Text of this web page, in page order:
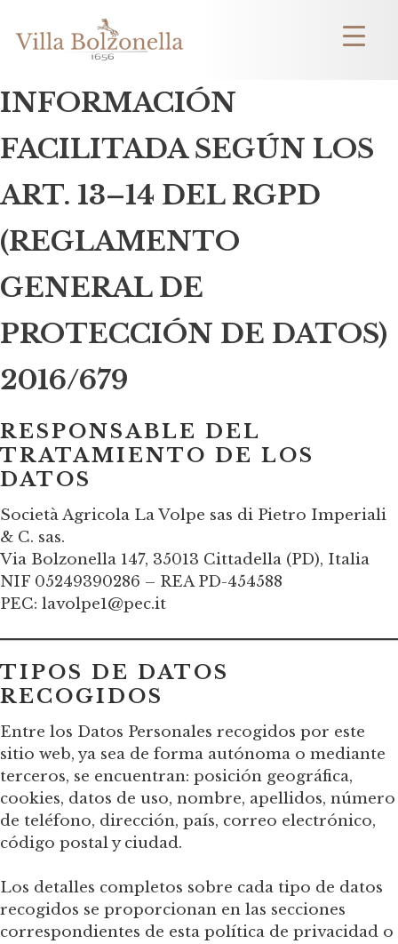
INFORMACIÓN
FACILITADA SEGÚN LOS
ART. 13–14 DEL RGPD
(REGLAMENTO
GENERAL DE
PROTECCIÓN DE DATOS)
2016/679
RESPONSABLE DEL
TRATAMIENTO DE LOS
DATOS
Società Agricola La Volpe sas di Pietro Imperiali
& C. sas.
Via Bolzonella 147, 35013 Cittadella (PD), Italia
NIF 05249390286 – REA PD-454588
PEC: lavolpe1@pec.it
TIPOS DE DATOS
RECOGIDOS
Entre los Datos Personales recogidos por este
sitio web, ya sea de forma autónoma o mediante
terceros, se encuentran: posición geográfica,
cookies, datos de uso, nombre, apellidos, número
de teléfono, dirección, país, correo electrónico,
código postal y ciudad.
Los detalles completos sobre cada tipo de datos
recogidos se proporcionan en las secciones
correspondientes de esta política de privacidad o